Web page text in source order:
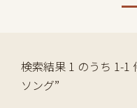
検索結果 1 のうち 1-1
ソング”